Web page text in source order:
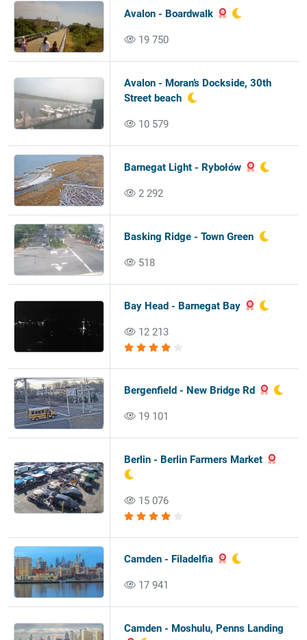
Avalon - Boardwalk
19 750
Avalon - Moran’s Dockside, 30th
Street beach
10 579
Barnegat Light - Rybołów
2 292
Basking Ridge - Town Green
518
Bay Head - Barnegat Bay
12 213
Bergenfield - New Bridge Rd
19 101
Berlin - Berlin Farmers Market
15 076
Camden - Filadelfia
17 941
Camden - Moshulu, Penns Landing